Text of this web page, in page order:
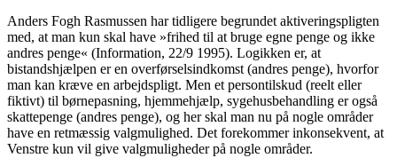
Anders Fogh Rasmussen har tidligere begrundet aktiveringspligten
med, at man kun skal have »frihed til at bruge egne penge og ikke
andres penge« (Information, 22/9 1995). Logikken er, at
bistandshjælpen er en overførselsindkomst (andres penge), hvorfor
man kan kræve en arbejdspligt. Men et persontilskud (reelt eller
fiktivt) til børnepasning, hjemmehjælp, sygehusbehandling er også
skattepenge (andres penge), og her skal man nu på nogle områder
have en retmæssig valgmulighed. Det forekommer inkonsekvent, at
Venstre kun vil give valgmuligheder på nogle områder.